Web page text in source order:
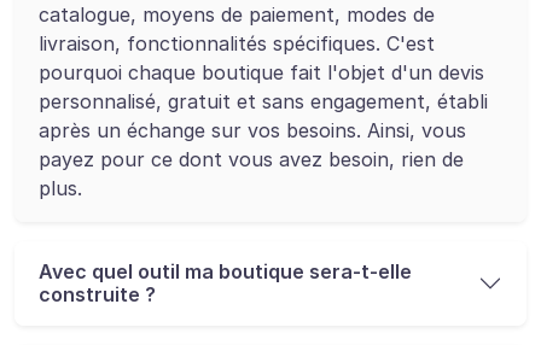
catalogue, moyens de paiement, modes de
livraison, fonctionnalités spécifiques. C'est
pourquoi chaque boutique fait l'objet d'un devis
personnalisé, gratuit et sans engagement, établi
après un échange sur vos besoins. Ainsi, vous
payez pour ce dont vous avez besoin, rien de
plus.
Avec quel outil ma boutique sera-t-elle
construite ?